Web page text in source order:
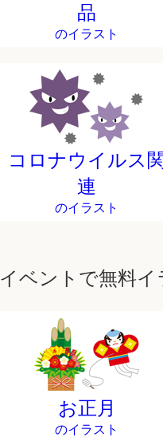
品
のイラスト
コロナウイルス
連
のイラスト
イベントで無料イ
お正月
のイラスト